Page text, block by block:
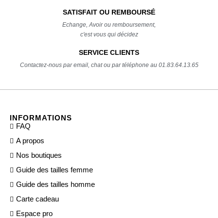
SATISFAIT OU REMBOURSÉ
Echange, Avoir ou remboursement,
c'est vous qui décidez
SERVICE CLIENTS
Contactez-nous par email, chat ou par téléphone au 01.83.64.13.65
INFORMATIONS
FAQ
A propos
Nos boutiques
Guide des tailles femme
Guide des tailles homme
Carte cadeau
Espace pro